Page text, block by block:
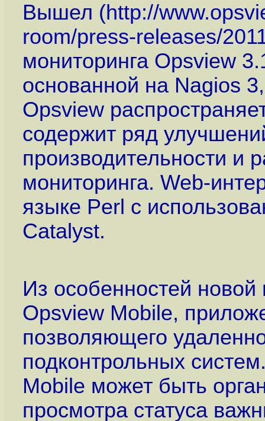
Вышел (http://
room/press-releases/
мониторинга Opsview
основанной на Nagios
Opsview
содержит ряд
производительности и
мониторинга. Web-
языке Perl с
Catalyst.
Из особенностей
Opsview Mobile,
позволяющего
подконтрольных
Mobile может быть
просмотра статуса